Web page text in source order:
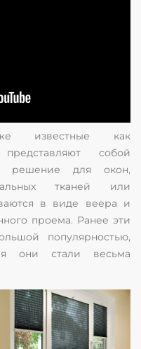
известные как
собой
решение для окон,
тканей или
в виде веера и
проема. Ранее эти
популярностью,
они стали весьма